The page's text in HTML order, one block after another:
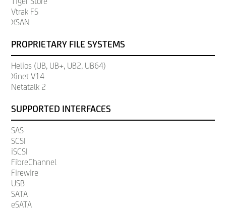
Vtrak FS
XSAN
PROPRIETARY FILE SYSTEMS
Helios (UB, UB+, UB2, UB64)
Xinet V14
Netatalk 2
SUPPORTED INTERFACES
SAS
SCSI
iSCSI
FibreChannel
Firewire
USB
SATA
eSATA